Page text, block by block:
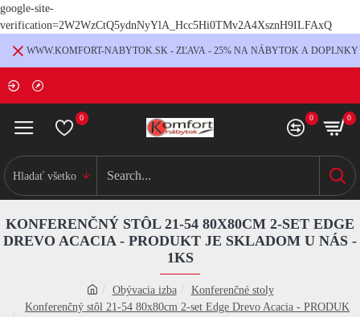
google-site-
verification=2W2WzCtQ5ydnNyYlA_Hcc5Hi0TMv2A4XsznH9ILFAxQ
WWW.KOMFORT-NABYTOK.SK - ZĽAVA - 25% NA NÁBYTOK A DOPLNKY
0 0 0
Hladať všetko
Obývacia izba
Konferenčné stoly
Konferenčný stôl 21-54 80x80cm 2-set Edge Drevo Acacia - PRODUK
KONFERENČNÝ STÔL 21-54 80X80CM 2-SET EDGE
DREVO ACACIA - PRODUKT JE SKLADOM U NÁS -
1KS